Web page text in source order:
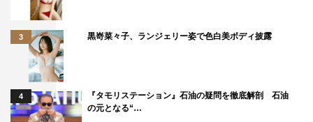
3 黒嵜菜々子、ランジェリー姿で色白美ボディ披露
4
『タモリステーション』石油の疑問を徹底解剖 石油
の元となる“…